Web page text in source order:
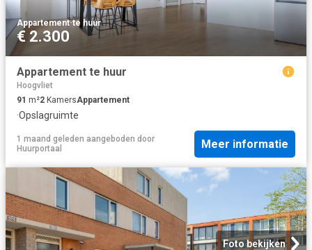
Appartement·te huur
€ 2.300
Appartement te huur
Hoogvliet
91 m²2 KamersAppartement
·Opslagruimte
1 maand geleden aangeboden door
Huurportaal
Meer informatie
Foto bekijken